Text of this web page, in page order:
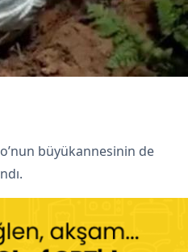
büyükannesinin de